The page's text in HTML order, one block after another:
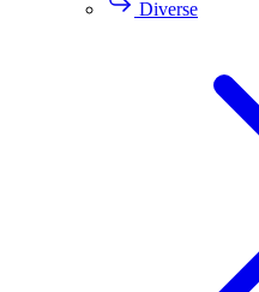
Diverse